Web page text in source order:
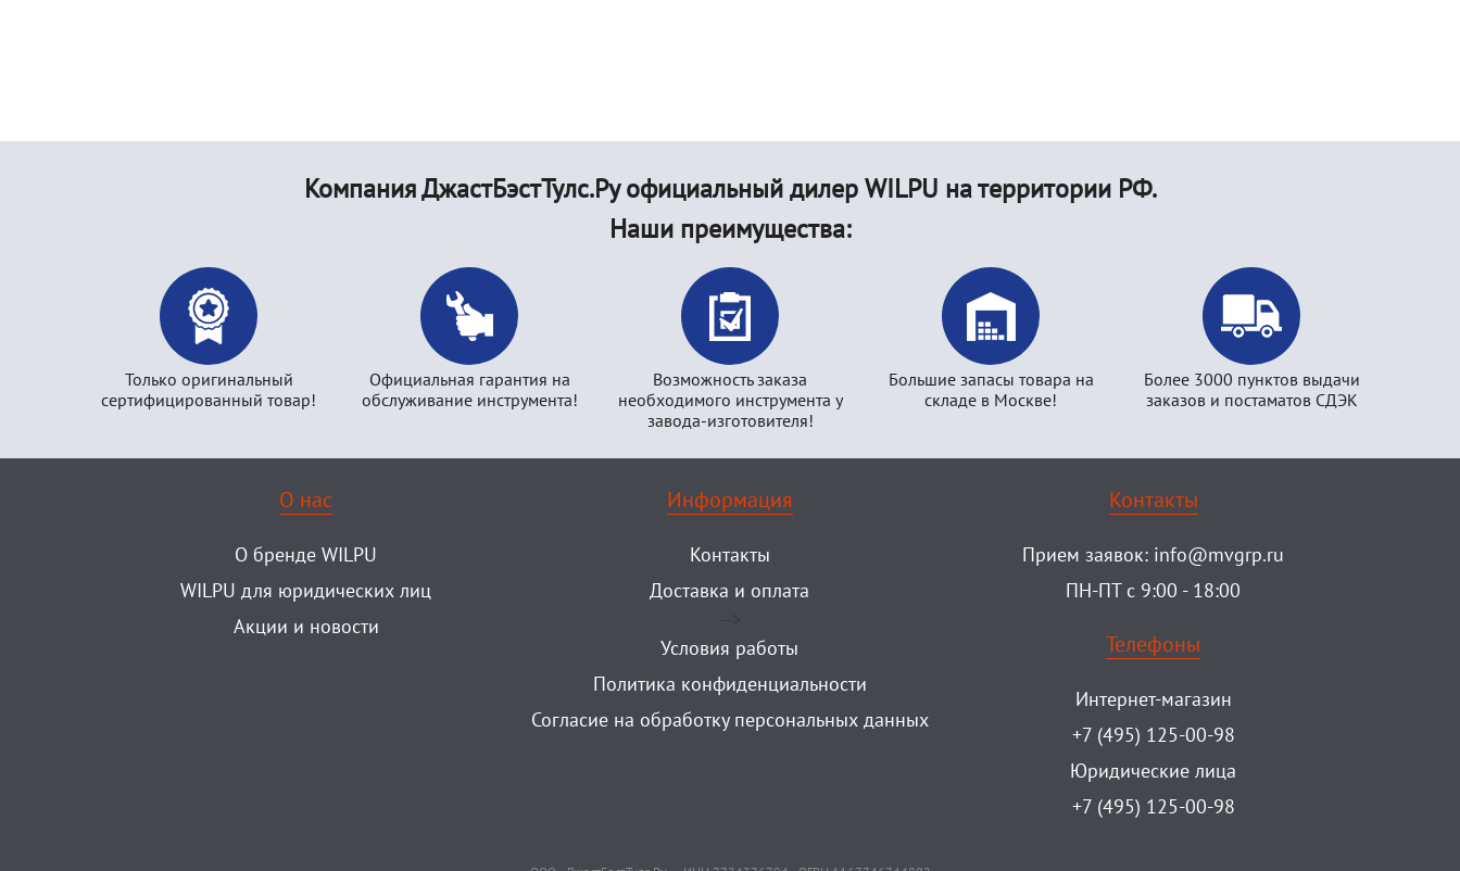
Компания ДжастБэстТулс.Ру официальный дилер WILPU на территории РФ.
Наши преимущества:
Только оригинальный
сертифицированный товар!
Официальная гарантия на
обслуживание инструмента!
Возможность заказа
необходимого инструмента у
завода-изготовителя!
Большие запасы товара на
складе в Москве!
Более 3000 пунктов выдачи
заказов и постаматов СДЭК
О нас
О бренде WILPU
WILPU для юридических лиц
Акции и новости
Информация
Контакты
Доставка и оплата
-->
Условия работы
Политика конфиденциальности
Согласие на обработку персональных данных
Контакты
Прием заявок: info@mvgrp.ru
ПН-ПТ с 9:00 - 18:00
Телефоны
Интернет-магазин
+7 (495) 125-00-98
Юридические лица
+7 (495) 125-00-98